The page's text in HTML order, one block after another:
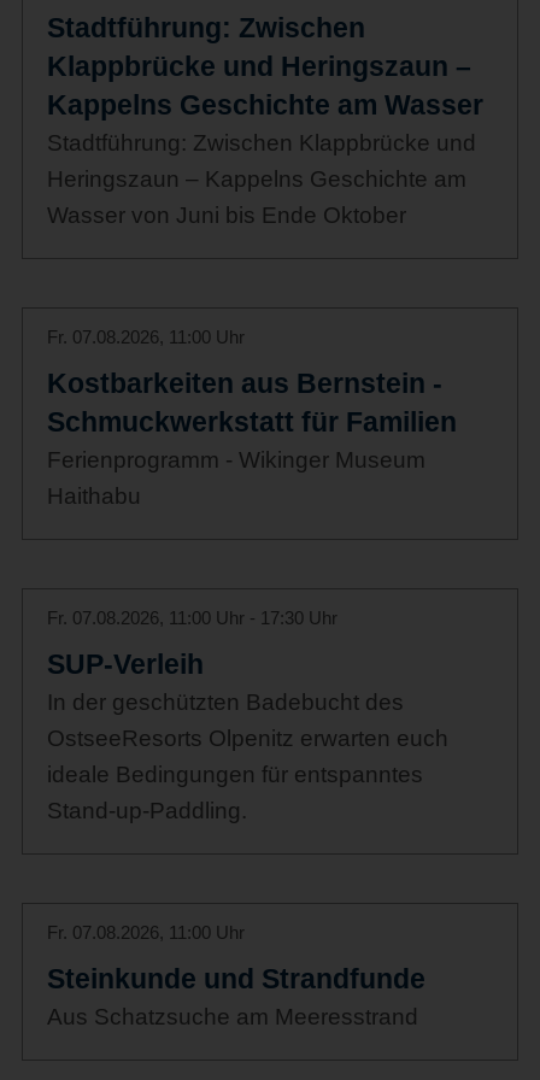
Stadtführung: Zwischen
Klappbrücke und Heringszaun –
Kappelns Geschichte am Wasser
Stadtführung: Zwischen Klappbrücke und
Heringszaun – Kappelns Geschichte am
Wasser von Juni bis Ende Oktober
Fr. 07.08.2026, 11:00 Uhr
Kostbarkeiten aus Bernstein -
Schmuckwerkstatt für Familien
Ferienprogramm - Wikinger Museum
Haithabu
Fr. 07.08.2026, 11:00 Uhr - 17:30 Uhr
SUP-Verleih
In der geschützten Badebucht des
OstseeResorts Olpenitz erwarten euch
ideale Bedingungen für entspanntes
Stand-up-Paddling.
Fr. 07.08.2026, 11:00 Uhr
Steinkunde und Strandfunde
Aus Schatzsuche am Meeresstrand